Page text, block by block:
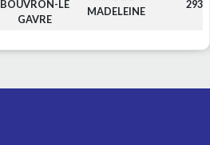
BOUVRON-LE
GAVRE
MADELEINE
293